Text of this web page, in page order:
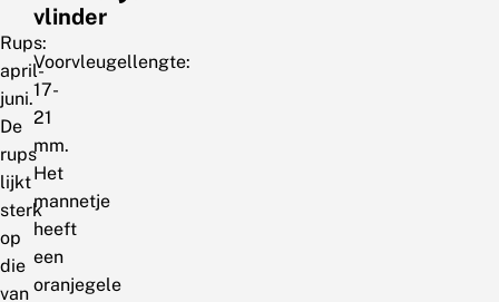
Rups:
april-
juni.
De
rups
lijkt
sterk
op
die
van
vlinder
Voorvleugellengte:
17-
21
mm.
Het
mannetje
heeft
een
oranjegele